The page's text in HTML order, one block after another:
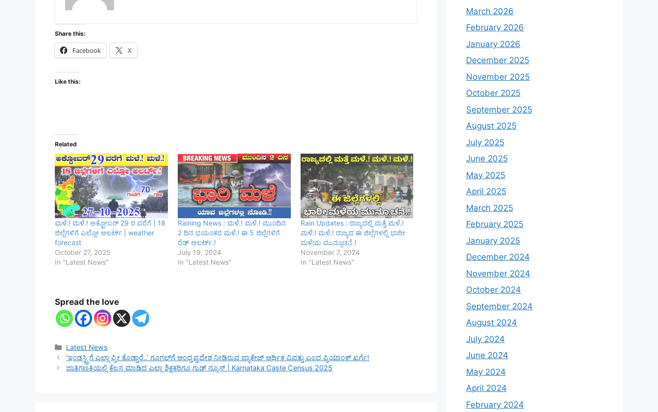
Share this:
Facebook X
Like this:
Related
ಮಳೆ.! ಮಳೆ.! ಅಕ್ಟೋಬರ್ 29 ರ ವರೆಗೆ | 18
ಜಿಲ್ಲೆಗಳಿಗೆ ಎಲ್ಲೋ ಅಲರ್ಟ್ | weather
forecast
October 27, 2025
In "Latest News"
Raining News : ಮಳೆ.! ಮಳೆ.! ಮುಂದಿನ
2 ದಿನ ಭಯಂಕರ ಮಳೆ.! ಈ 5 ಜಿಲ್ಲೆಗಳಿಗೆ
ರೆಡ್ ಅಲರ್ಟ್.!
July 19, 2024
In "Latest News"
Rain Updates : ರಾಜ್ಯದಲ್ಲಿ ಮತ್ತೆ ಮಳೆ.!
ಮಳೆ.! ಮಳೆ.! ರಾಜ್ಯದ ಈ ಜಿಲ್ಲೆಗಳಲ್ಲಿ ಭಾರೀ
ಮಳೆಯ ಮುನ್ಸೂಚನೆ.!
November 7, 2024
In "Latest News"
Spread the love
Categories
Latest News
‘ಇಂಡಸ್ಟ್ರಿಗೆ ಎಲ್ಲಾ ಫ್ರೀ ಕೊಡ್ತಾರೆ..’ ಗೂಗಲ್‌ಗೆ ಆಂಧ್ರಪ್ರದೇಶ ನೀಡಿರುವ ಪ್ಯಾಕೇಜ್‌ ಆರ್ಥಿಕ ವಿಪತ್ತು ಎಂದ ಪ್ರಿಯಾಂಕ್‌ ಖರ್ಗೆ!
ಜಾತಿಗಣತಿಯಲ್ಲಿ ಕೆಲಸ ಮಾಡಿದ ಎಲ್ಲಾ ಶಿಕ್ಷಕರಿಗೂ ಗುಡ್ ನ್ಯೂಸ್ | Karnataka Caste Census 2025
March 2026
February 2026
January 2026
December 2025
November 2025
October 2025
September 2025
August 2025
July 2025
June 2025
May 2025
April 2025
March 2025
February 2025
January 2025
December 2024
November 2024
October 2024
September 2024
August 2024
July 2024
June 2024
May 2024
April 2024
February 2024